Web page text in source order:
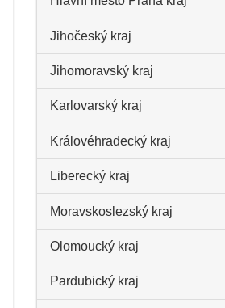
Jihočeský kraj
Jihomoravský kraj
Karlovarský kraj
Královéhradecký kraj
Liberecký kraj
Moravskoslezský kraj
Olomoucký kraj
Pardubický kraj